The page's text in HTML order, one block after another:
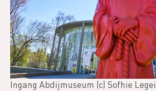
Ingang Abdijmuseum (c) Sofhie